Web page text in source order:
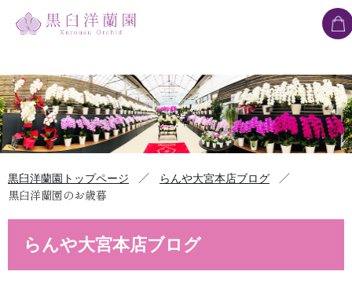
黒臼洋蘭園トップページ ／ らんや大宮本店ブログ
／
黒臼洋蘭園のお歳暮
らんや大宮本店ブログ